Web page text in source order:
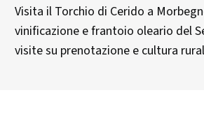
Visita il Torchio di Cerido a
vinificazione e frantoio oleario del
visite su prenotazione e cultura